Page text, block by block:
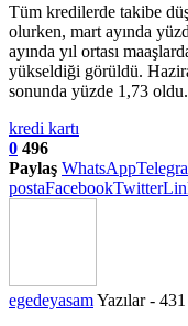
Tüm kredilerde takibe
olurken, mart ayında
ayında yıl ortası
yükseldiği görüldü.
sonunda yüzde 1,73 oldu.
kredi kartı
0 496
Paylaş WhatsApp
postaFacebookTwitter
egedeyasamYazılar - 431